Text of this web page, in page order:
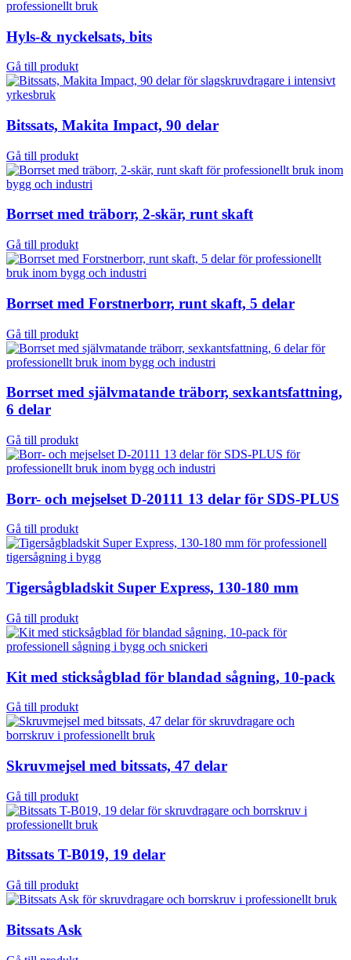
Hyls-& nyckelsats, bits
Gå till produkt
Bitssats, Makita Impact, 90 delar
Gå till produkt
Borrset med träborr, 2-skär, runt skaft
Gå till produkt
Borrset med Forstnerborr, runt skaft, 5 delar
Gå till produkt
Borrset med självmatande träborr, sexkantsfattning,
6 delar
Gå till produkt
Borr- och mejselset D-20111 13 delar för SDS-PLUS
Gå till produkt
Tigersågbladskit Super Express, 130-180 mm
Gå till produkt
Kit med sticksågblad för blandad sågning, 10-pack
Gå till produkt
Skruvmejsel med bitssats, 47 delar
Gå till produkt
Bitssats T-B019, 19 delar
Gå till produkt
Bitssats Ask